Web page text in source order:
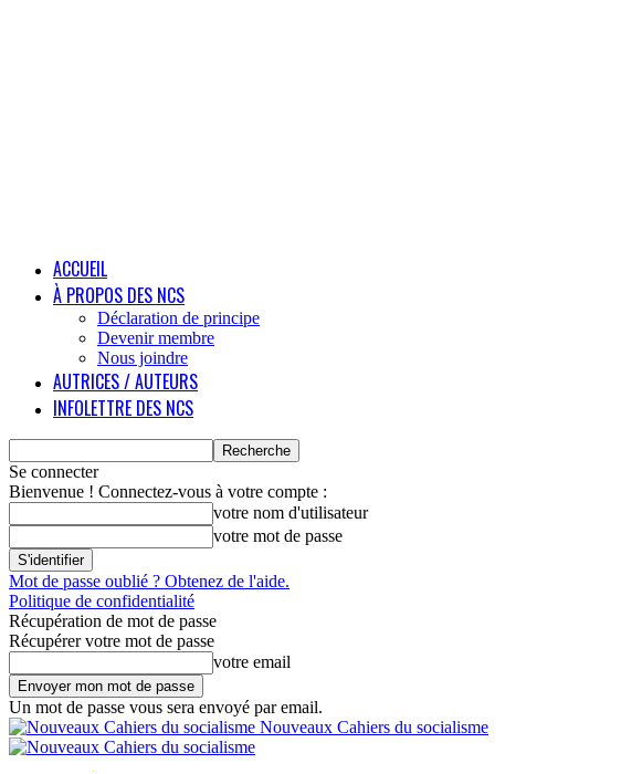
ACCUEIL
À PROPOS DES NCS
Déclaration de principe
Devenir membre
Nous joindre
AUTRICES / AUTEURS
INFOLETTRE DES NCS
Se connecter
Bienvenue ! Connectez-vous à votre compte :
votre nom d'utilisateur
votre mot de passe
Mot de passe oublié ? Obtenez de l'aide.
Politique de confidentialité
Récupération de mot de passe
Récupérer votre mot de passe
votre email
Un mot de passe vous sera envoyé par email.
Nouveaux Cahiers du socialisme